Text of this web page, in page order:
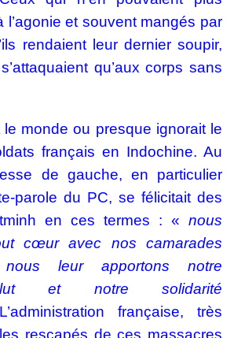
l’agonie et souvent mangés par
rendaient leur dernier soupir,
qu’aux corps sans
monde ou presque ignorait le
français en Indochine. Au
de gauche, en particulier
parole du PC, se félicitait des
en ces termes : « nous
cœur avec nos camarades
nous leur
apportons notre
et notre solidarité
française, très
rescapés de ces massacres